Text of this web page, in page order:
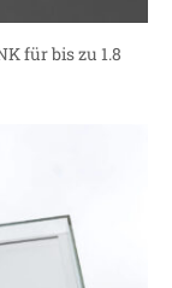
für bis zu 1.8